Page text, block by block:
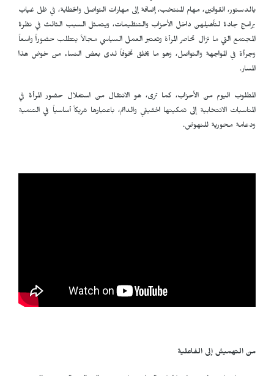
بالدستور، القوانين، مهام المنتخب، إضافة إلى مهارات التواصل والخطابة، في ظل غياب
برامج جادة لتأهيلهن داخل الأحزاب والتنظيمات، ويتمثل السبب الثالث في نظرة
المجتمع التي ما تزال تحاصر المرأة وتعتبر العمل السياسي مجالاً يتطلب حضوراً واسعاً
وجرأة في المواجهة والتواصل، وهو ما يخلق تخوفاً لدى بعض النساء من خوض هذا
المسار.
المطلوب اليوم من الأحزاب، كما ترى، هو الانتقال من استغلال حضور المرأة في
المناسبات الانتخابية إلى تمكينها الحقيقي والدائم، باعتبارها شريكاً أساسياً في التنمية
ودعامة محورية للنهوض.
من التهميش إلى الفاعلية